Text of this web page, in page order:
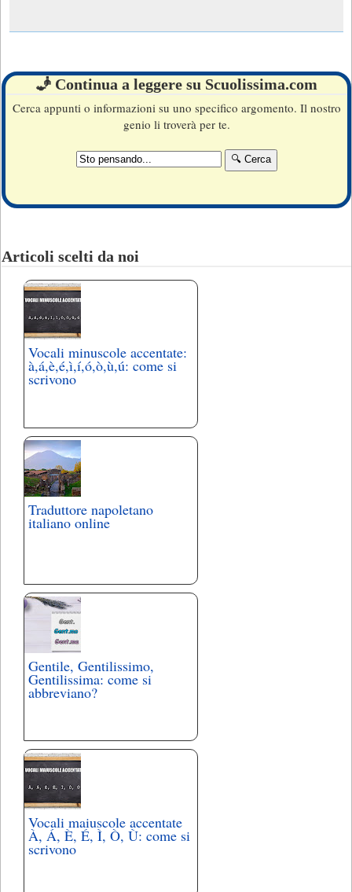
🧞 Continua a leggere su Scuolissima.com
Cerca appunti o informazioni su uno specifico argomento. Il nostro
genio li troverà per te.
Articoli scelti da noi
Vocali minuscole accentate:
à,á,è,é,ì,í,ó,ò,ù,ú: come si
scrivono
Traduttore napoletano
italiano online
Gentile, Gentilissimo,
Gentilissima: come si
abbreviano?
Vocali maiuscole accentate
À, Á, È, É, Ì, Ò, Ù: come si
scrivono